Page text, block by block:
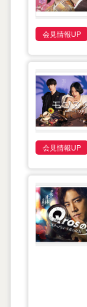
会見情報UP
会見情報UP